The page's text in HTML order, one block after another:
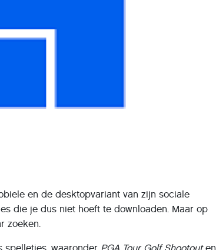
en de desktopvariant van zijn sociale
die je dus niet hoeft te downloaden. Maar op
zoeken.